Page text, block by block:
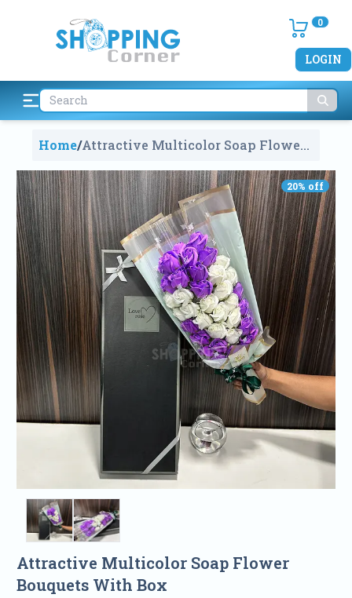
0
LOGIN
Home/Attractive Multicolor Soap Flower
20% off
Attractive Multicolor Soap Flower
Bouquets With Box